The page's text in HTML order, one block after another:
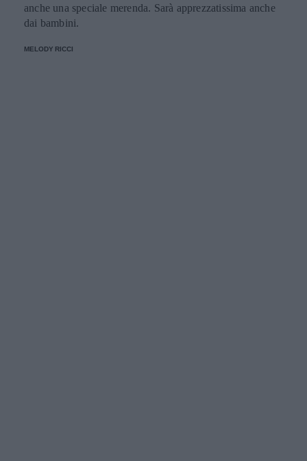
anche una speciale merenda. Sarà apprezzatissima anche
dai bambini.
MELODY RICCI